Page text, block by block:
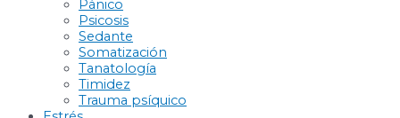
Pánico
Psicosis
Sedante
Somatización
Tanatología
Timidez
Trauma psíquico